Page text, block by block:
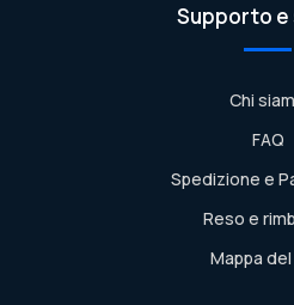
Supporto e
Chi
FAQ
Spedizione e
Reso e
Mappa